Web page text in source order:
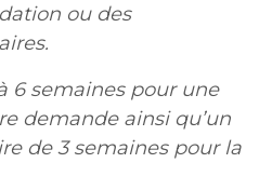
ou des
6 semaines pour une
demande ainsi qu’un
de 3 semaines pour la